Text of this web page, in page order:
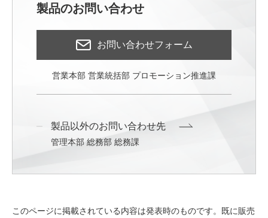
製品のお問い合わせ
お問い合わせフォーム
営業本部 営業統括部 プロモーション推進課
製品以外のお問い合わせ先
管理本部 総務部 総務課
このページに掲載されている内容は発表時のものです。既に販売